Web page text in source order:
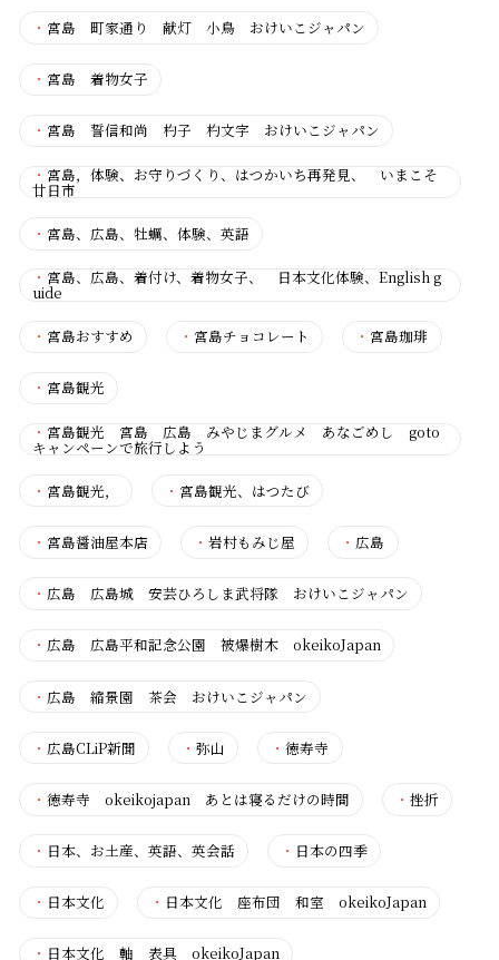
・ 宮島 町家通り 献灯 小鳥 おけいこジャパン
・ 宮島 着物女子
・ 宮島 誓信和尚 杓子 杓文字 おけいこジャパン
・ 宮島，体験、お守りづくり、はつかいち再発見、 いまこそ
廿日市
・ 宮島、広島、牡蠣、体験、英語
・ 宮島、広島、着付け、着物女子、 日本文化体験、English g
uide
・ 宮島おすすめ ・ 宮島チョコレート ・ 宮島珈琲
・ 宮島観光
・ 宮島観光 宮島 広島 みやじまグルメ あなごめし goto
キャンペーンで旅行しよう
・ 宮島観光， ・ 宮島観光、はつたび
・ 宮島醤油屋本店 ・岩村もみじ屋 ・ 広島
・ 広島 広島城 安芸ひろしま武将隊 おけいこジャパン
・ 広島 広島平和記念公園 被爆樹木 okeikoJapan
・ 広島 縮景園 茶会 おけいこジャパン
・ 広島CLiP新聞 ・弥山 ・徳寿寺
・ 徳寿寺 okeikojapan あとは寝るだけの時間 ・挫折
・ 日本、お土産、英語、英会話 ・ 日本の四季
・ 日本文化 ・ 日本文化 座布団 和室 okeikoJapan
・ 日本文化 軸 表具 okeikoJapan